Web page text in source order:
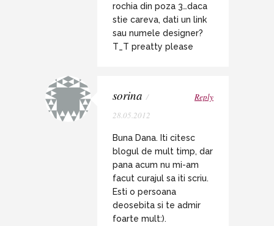
rochia din poza 3…daca
stie careva, dati un link
sau numele designer?
T_T preatty please
sorina /
28.05.2012
Reply
Buna Dana. Iti citesc
blogul de mult timp, dar
pana acum nu mi-am
facut curajul sa iti scriu.
Esti o persoana
deosebita si te admir
foarte mult:).